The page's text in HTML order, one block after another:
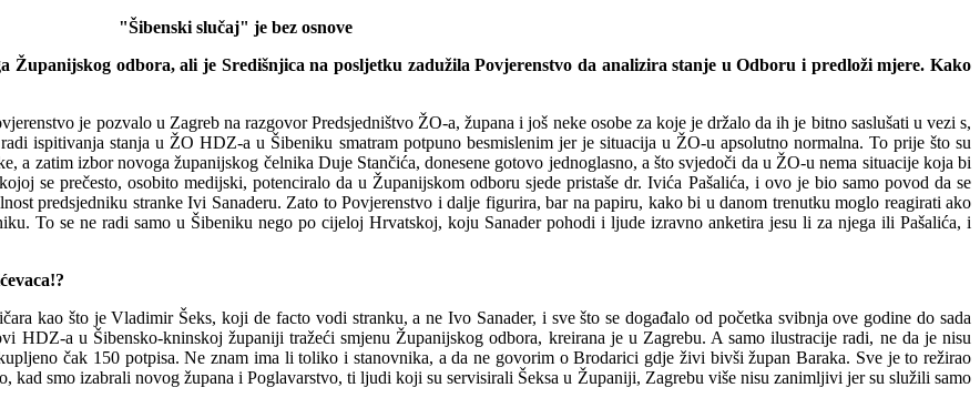
"Šibenski slučaj" je bez osnove
Županijskog odbora, ali je Središnjica na posljetku zadužila Povjerenstvo da analizira stanje u Odboru i predloži mjere. Kako
je pozvalo u Zagreb na razgovor Predsjedništvo ŽO-a, župana i još neke osobe za koje je držalo da ih je bitno saslušati u vezi s,
ispitivanja stanja u ŽO HDZ-a u Šibeniku smatram potpuno besmislenim jer je situacija u ŽO-u apsolutno normalna. To prije što su
a zatim izbor novoga županijskog čelnika Duje Stančića, donesene gotovo jednoglasno, a što svjedoči da u ŽO-u nema situacije koja bi
se prečesto, osobito medijski, potenciralo da u Županijskom odboru sjede pristaše dr. Ivića Pašalića, i ovo je bio samo povod da se
predsjedniku stranke Ivi Sanaderu. Zato to Povjerenstvo i dalje figurira, bar na papiru, kako bi u danom trenutku moglo reagirati ako
To se ne radi samo u Šibeniku nego po cijeloj Hrvatskoj, koju Sanader pohodi i ljude izravno anketira jesu li za njega ili Pašalića, i
kao što je Vladimir Šeks, koji de facto vodi stranku, a ne Ivo Sanader, i sve što se događalo od početka svibnja ove godine do sada
HDZ-a u Šibensko-kninskoj županiji tražeći smjenu Županijskog odbora, kreirana je u Zagrebu. A samo ilustracije radi, ne da je nisu
čak 150 potpisa. Ne znam ima li toliko i stanovnika, a da ne govorim o Brodarici gdje živi bivši župan Baraka. Sve je to režirao
kad smo izabrali novog župana i Poglavarstvo, ti ljudi koji su servisirali Šeksa u Županiji, Zagrebu više nisu zanimljivi jer su služili samo